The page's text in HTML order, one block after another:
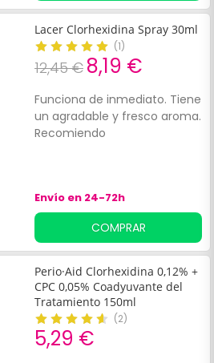
de las manos.
Lacer Clorhexidina Spray 30ml
(1)
12,45 € 8,19 €
Funciona de inmediato. Tiene
un agradable y fresco aroma.
Recomiendo
Envío en 24-72h
COMPRAR
Perio·Aid Clorhexidina 0,12% +
CPC 0,05% Coadyuvante del
Tratamiento 150ml
(2)
5,29 €